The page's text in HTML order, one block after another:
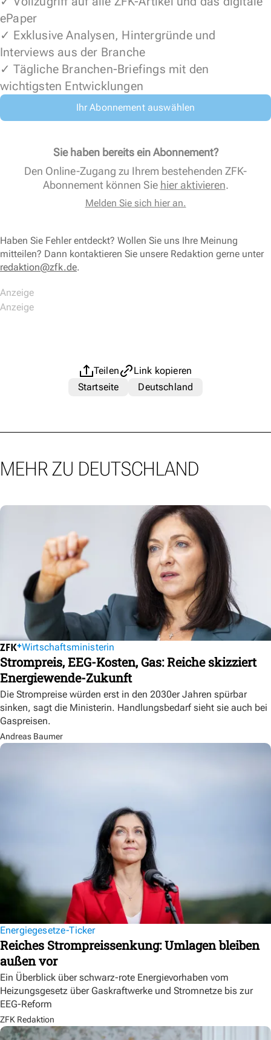
ePaper
✓ Exklusive Analysen, Hintergründe und
Interviews aus der Branche
✓ Tägliche Branchen-Briefings mit den
wichtigsten Entwicklungen
Ihr Abonnement auswählen
Sie haben bereits ein Abonnement?
Den Online-Zugang zu Ihrem bestehenden ZFK-
Abonnement können Sie hier aktivieren.
Melden Sie sich hier an.
Haben Sie Fehler entdeckt? Wollen Sie uns Ihre Meinung
mitteilen? Dann kontaktieren Sie unsere Redaktion gerne unter
redaktion@zfk.de.
Teilen
Link kopieren
Startseite
Deutschland
MEHR ZU DEUTSCHLAND
Wirtschaftsministerin
Strompreis, EEG-Kosten, Gas: Reiche skizziert
Energiewende-Zukunft
Die Strompreise würden erst in den 2030er Jahren spürbar
sinken, sagt die Ministerin. Handlungsbedarf sieht sie auch bei
Gaspreisen.
Andreas Baumer
Energiegesetze-Ticker
Reiches Strompreissenkung: Umlagen bleiben
außen vor
Ein Überblick über schwarz-rote Energievorhaben vom
Heizungsgesetz über Gaskraftwerke und Stromnetze bis zur
EEG-Reform
ZFK Redaktion